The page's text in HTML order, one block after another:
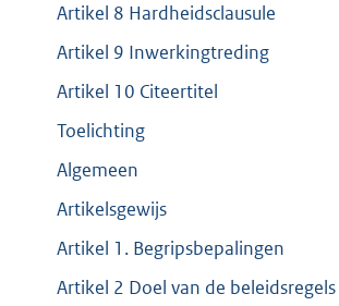
Artikel 8 Hardheidsclausule
Artikel 9 Inwerkingtreding
Artikel 10 Citeertitel
Toelichting
Algemeen
Artikelsgewijs
Artikel 1. Begripsbepalingen
Artikel 2 Doel van de beleidsregels